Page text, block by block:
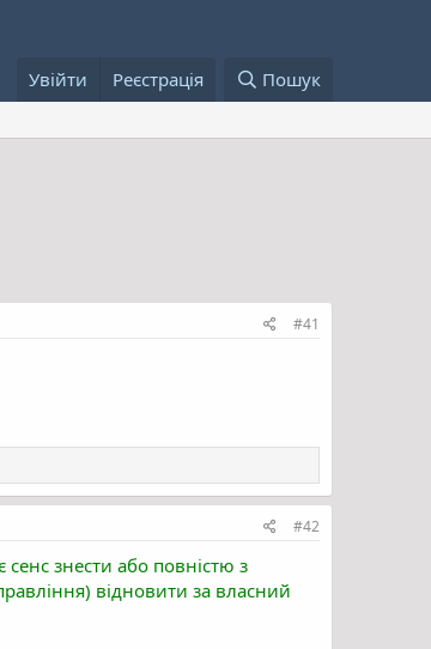
Увійти Реєстрація Пошук
#41
#42
знести або повністю з
відновити за власний